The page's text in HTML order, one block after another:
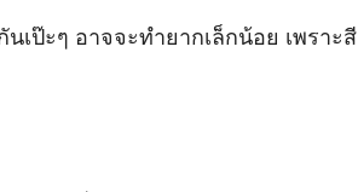
ป๊ะๆ อาจจะทำยากเล็กน้อย เพราะสี